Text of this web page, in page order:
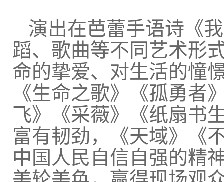
演出在芭蕾手语诗《
蹈、歌曲等不同艺术形
命的挚爱、对生活的憧
《生命之歌》《孤勇者
飞》《采薇》《纸扇书
富有韧劲，《天域》《
中国人民自信自强的精